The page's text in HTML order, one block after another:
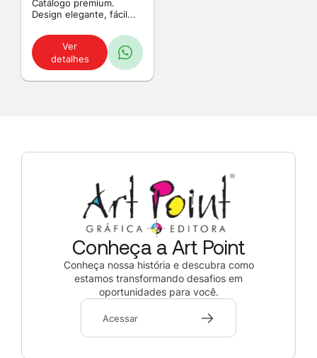
Design elegante, fácil...
Ver
detalhes
Conheça a Art Point
Conheça nossa história e descubra como
estamos transformando desafios em
oportunidades para você.
Acessar